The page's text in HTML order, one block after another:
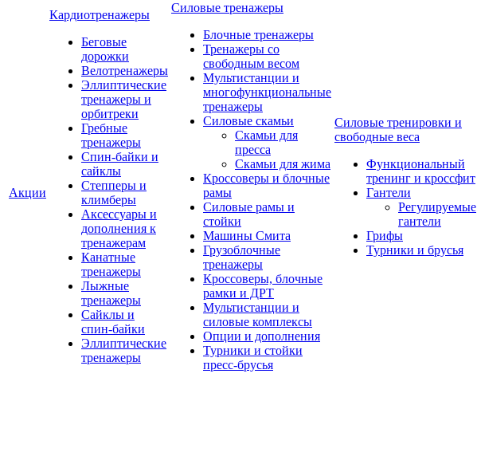
Акции
Кардиотренажеры
Беговые
дорожки
Велотренажеры
Эллиптические
тренажеры и
орбитреки
Гребные
тренажеры
Спин-байки и
сайклы
Степперы и
климберы
Аксессуары и
дополнения к
тренажерам
Канатные
тренажеры
Лыжные
тренажеры
Сайклы и
спин-байки
Эллиптические
тренажеры
Силовые тренажеры
Блочные тренажеры
Тренажеры со
свободным весом
Мультистанции и
многофункциональные
тренажеры
Силовые скамьи
Скамьи для
пресса
Скамьи для жима
Кроссоверы и блочные
рамы
Силовые рамы и
стойки
Машины Смита
Грузоблочные
тренажеры
Кроссоверы, блочные
рамки и ДРТ
Мультистанции и
силовые комплексы
Опции и дополнения
Турники и стойки
пресс-брусья
Силовые тренировки и
свободные веса
Функциональный
тренинг и кроссфит
Гантели
Регулируемые
гантели
Грифы
Турники и брусья